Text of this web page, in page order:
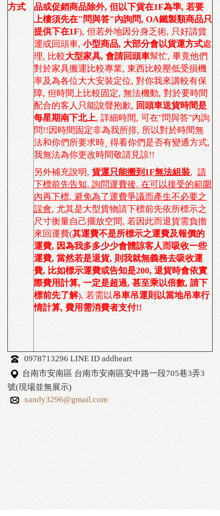
方式
品或促銷商品除外, 但以下貨在1F為準, 若要
上樓須先在"問與答"內詢問, OA鐵製類商品只
提供下在1F), 但若外地因分身乏術, 只好請貨
運或回頭車, 小型商品, 大部分會以貨運方式處
理, 比較大型家具, 會請回頭車幫忙, 畢竟他們
對於家具搬運比較專業, 東西比較壓低受損機
率及為各位大大安裝定位, 對你我來講較有保
障, 但時間上比較固定, 無法機動, 對於要時間
配合的客人只能說聲抱歉, 回頭車送貨時間是
每星期南下北上, 詳細時間, 可在"問與答"內詢
問!!因時間固定非為我所排, 所以對於時間無
法和你們所要求時¸ 得看你們是否有變通方式,
我無法為你更改時間敬請見諒!!
另外補充說明, 貨運只能搬到1F無法組裝, 請
下標前先告知, 詢問運費後, 在可以接受的範圍
內再下標, 避免為了運費爭議而產生不必要之
誤會, 尤其是大型貨物請下標前先依所標示之
尺寸衡量自己擺放空間, 若因此而退貨需負擔
來回運費(其運費不是所標示之運費及報價的
運費, 因為我多多少少會體諒客人而吸收一些
運費, 當然若是退貨, 則我就無義務去吸收運
費, 比如標示運費或告知是200, 退貨時會依實
際費用計算, 一定是超過, 甚至乘以倍數, 請下
標前先了解), 若需以吊車吊運則以當地吊車行
情計算, 費用需消費者支付!!
0978713296 LINE ID addheart
台南市安南區 台南市安南區安中路一段705巷3弄3
號(現場並無展示)
xandy3296@gmail.com